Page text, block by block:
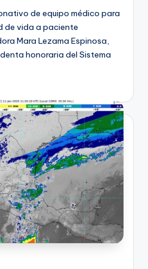
de equipo médico para
de vida a paciente
Mara Lezama Espinosa,
honoraria del Sistema